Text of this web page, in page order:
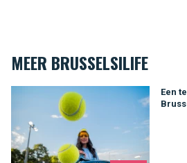
MEER BRUSSELSILIFE
Een
Een tennisclub kiezen in Brussel